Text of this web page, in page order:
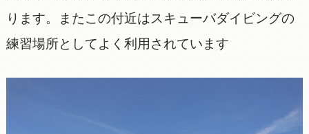
ります。またこの付近はスキューバダイビングの
練習場所としてよく利用されています